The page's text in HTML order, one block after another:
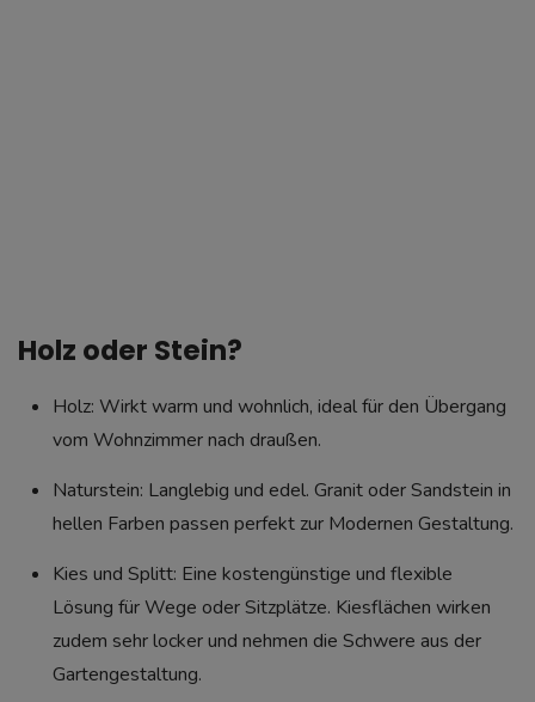
Holz oder Stein?
Holz: Wirkt warm und wohnlich, ideal für den Übergang
vom Wohnzimmer nach draußen.
Naturstein: Langlebig und edel. Granit oder Sandstein in
hellen Farben passen perfekt zur Modernen Gestaltung.
Kies und Splitt: Eine kostengünstige und flexible
Lösung für Wege oder Sitzplätze. Kiesflächen wirken
zudem sehr locker und nehmen die Schwere aus der
Gartengestaltung.